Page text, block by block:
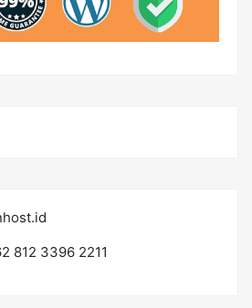
812 3396 2211